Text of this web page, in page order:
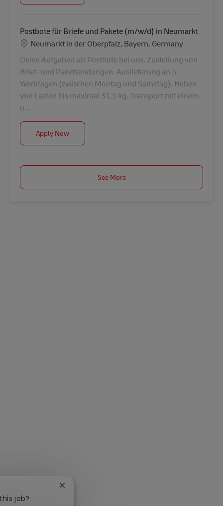
Postbote für Briefe und Pakete (m/w/d) in Neumarkt
Location
Neumarkt in der Oberpfalz, Bayern, Germany
Deine Aufgaben als Postbote bei uns. Zustellung von
Brief- und Paketsendungen. Auslieferung an 5
Werktagen (zwischen Montag und Samstag). Heben
von Lasten bis maximal 31,5 kg. Transport mit einem
u...
Apply NowPostbote für Briefe und Pakete (m/w/d) in
See More
job?
Close chatbot notification